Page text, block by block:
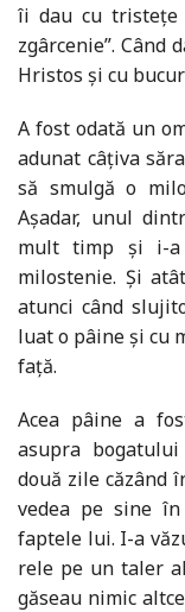
îi dau cu tristeţe
zgârcenie”. Când
Hristos şi cu
A fost odată un
adunat câţiva
să smulgă o
Aşadar, unul
mult timp şi i-a
milostenie. Şi
atunci când
luat o pâine şi cu
faţă.
Acea pâine a
asupra
două zile căzând
vedea pe sine
faptele lui. I-a
rele pe un taler
găseau nimic